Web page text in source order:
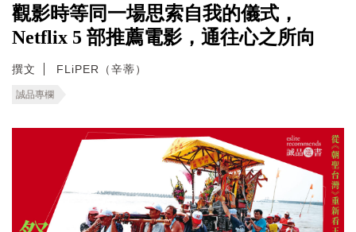
觀影時等同一場思索自我的儀式，
Netflix 5 部推薦電影，通往心之所向
撰文 FLiPER（辛蒂）
誠品專欄